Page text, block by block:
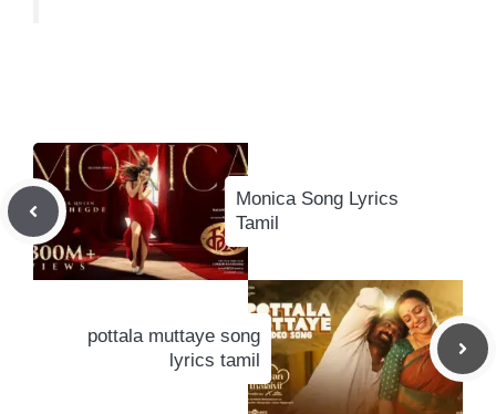
Monica Song Lyrics
Tamil
pottala muttaye song
lyrics tamil